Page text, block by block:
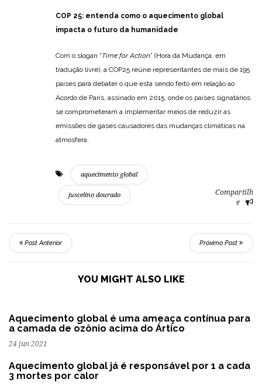
COP 25: entenda como o aquecimento global
impacta o futuro da humanidade
Com o slogan “Time for Action” (Hora da Mudança, em
tradução livre), a COP25 reúne representantes de mais de 195
países para debater o que está sendo feito em relação ao
Acordo de Paris, assinado em 2015, onde os países signatários
se comprometeram a implementar meios de reduzir as
emissões de gases causadores das mudanças climáticas na
atmosfera.
aquecimento global
juscelino dourado
Compartilh
e
Post Anterior Próximo Post
YOU MIGHT ALSO LIKE
Aquecimento global é uma ameaça contínua para
a camada de ozônio acima do Ártico
24 jun 2021
Aquecimento global já é responsável por 1 a cada
3 mortes por calor